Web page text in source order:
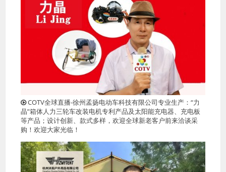
COTV全球直播-徐州孟扬电动车科技有限公司专业生产：“力
晶”箱体人力三轮车改装电机专利产品及太阳能充电器、充电板
等产品；设计创新、款式多样，欢迎全球新老客户前来洽谈采
购！欢迎大家光临！